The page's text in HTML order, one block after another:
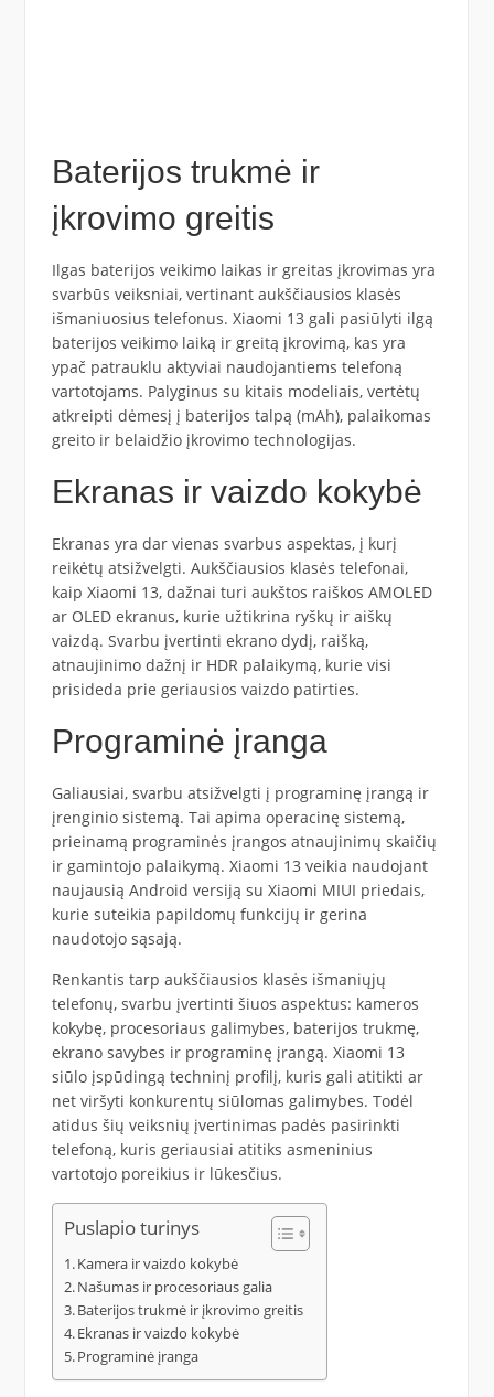
Baterijos trukmė ir
įkrovimo greitis
Ilgas baterijos veikimo laikas ir greitas įkrovimas yra
svarbūs veiksniai, vertinant aukščiausios klasės
išmaniuosius telefonus. Xiaomi 13 gali pasiūlyti ilgą
baterijos veikimo laiką ir greitą įkrovimą, kas yra
ypač patrauklu aktyviai naudojantiems telefoną
vartotojams. Palyginus su kitais modeliais, vertėtų
atkreipti dėmesį į baterijos talpą (mAh), palaikomas
greito ir belaidžio įkrovimo technologijas.
Ekranas ir vaizdo kokybė
Ekranas yra dar vienas svarbus aspektas, į kurį
reikėtų atsižvelgti. Aukščiausios klasės telefonai,
kaip Xiaomi 13, dažnai turi aukštos raiškos AMOLED
ar OLED ekranus, kurie užtikrina ryškų ir aiškų
vaizdą. Svarbu įvertinti ekrano dydį, raišką,
atnaujinimo dažnį ir HDR palaikymą, kurie visi
prisideda prie geriausios vaizdo patirties.
Programinė įranga
Galiausiai, svarbu atsižvelgti į programinę įrangą ir
įrenginio sistemą. Tai apima operacinę sistemą,
prieinamą programinės įrangos atnaujinimų skaičių
ir gamintojo palaikymą. Xiaomi 13 veikia naudojant
naujausią Android versiją su Xiaomi MIUI priedais,
kurie suteikia papildomų funkcijų ir gerina
naudotojo sąsają.
Renkantis tarp aukščiausios klasės išmaniųjų
telefonų, svarbu įvertinti šiuos aspektus: kameros
kokybę, procesoriaus galimybes, baterijos trukmę,
ekrano savybes ir programinę įrangą. Xiaomi 13
siūlo įspūdingą techninį profilį, kuris gali atitikti ar
net viršyti konkurentų siūlomas galimybes. Todėl
atidus šių veiksnių įvertinimas padės pasirinkti
telefoną, kuris geriausiai atitiks asmeninius
vartotojo poreikius ir lūkesčius.
Puslapio turinys
Kamera ir vaizdo kokybė
Našumas ir procesoriaus galia
Baterijos trukmė ir įkrovimo greitis
Ekranas ir vaizdo kokybė
Programinė įranga